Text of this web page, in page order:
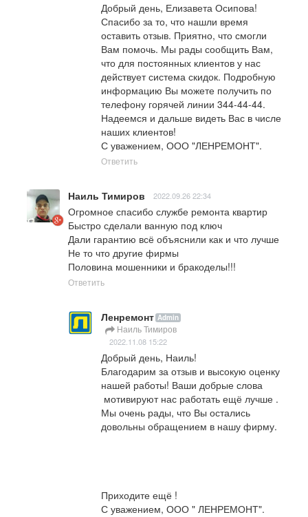
Добрый день, Елизавета Осипова!
Спасибо за то, что нашли время
оставить отзыв. Приятно, что смогли
Вам помочь. Мы рады сообщить Вам,
что для постоянных клиентов у нас
действует система скидок. Подробную
информацию Вы можете получить по
телефону горячей линии 344-44-44.
Надеемся и дальше видеть Вас в числе
наших клиентов!
С уважением, ООО "ЛЕНРЕМОНТ".
Ответить
Наиль Тимиров 2022.09.26 22:34
Огромное спасибо службе ремонта квартир
Быстро сделали ванную под ключ
Дали гарантию всё объяснили как и что лучше
Не то что другие фирмы
Половина мошенники и бракоделы!!!
Ответить
Ленремонт Admin
Наиль Тимиров
2022.11.08 15:22
Добрый день, Наиль!
Благодарим за отзыв и высокую оценку
нашей работы! Ваши добрые слова
мотивируют нас работать ещё лучше .
Мы очень рады, что Вы остались
довольны обращением в нашу фирму.
Приходите ещё !
С уважением, ООО " ЛЕНРЕМОНТ".